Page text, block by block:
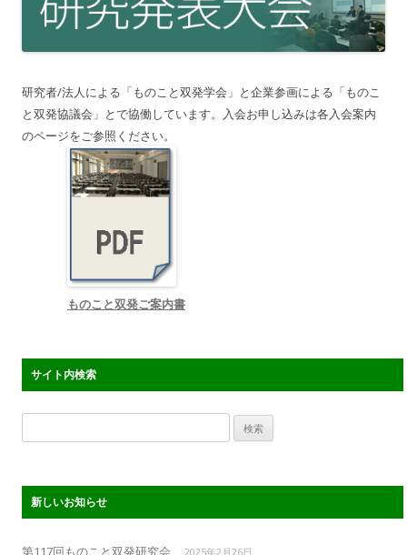
研究者/法人による「ものこと双発学会」と企業参画による「ものこ
と双発協議会」とで協働しています。入会お申し込みは各入会案内
のページをご参照ください。
ものこと双発ご案内書
サイト内検索
索:
新しいお知らせ
第117回ものこと双発研究会 2025年2月26日